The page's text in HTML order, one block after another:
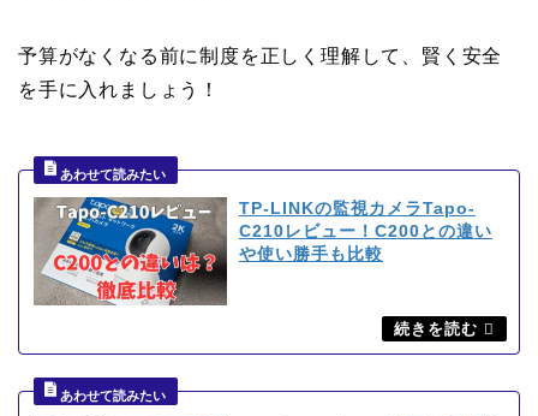
予算がなくなる前に制度を正しく理解して、賢く安全
を手に入れましょう！
TP-LINKの監視カメラTapo-
C210レビュー！C200との違い
や使い勝手も比較